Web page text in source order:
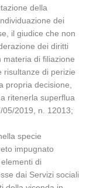
della
dei
il giudice che non
dei diritti
materia di filiazione
risultanze di perizie
propria decisione,
ritenerla superflua
05/2019, n. 12013;
specie
impugnato
di
dai Servizi sociali